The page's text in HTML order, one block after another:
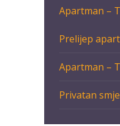
Apartman –
Prelijep
Apartman –
Privatan